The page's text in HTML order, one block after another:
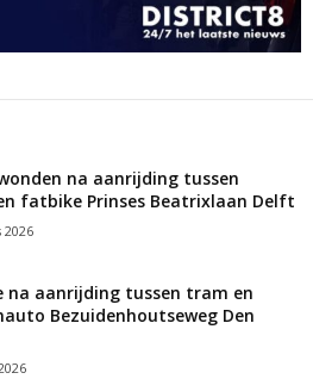
na aanrijding tussen
fatbike Prinses Beatrixlaan Delft
2026
na aanrijding tussen tram en
Bezuidenhoutseweg Den